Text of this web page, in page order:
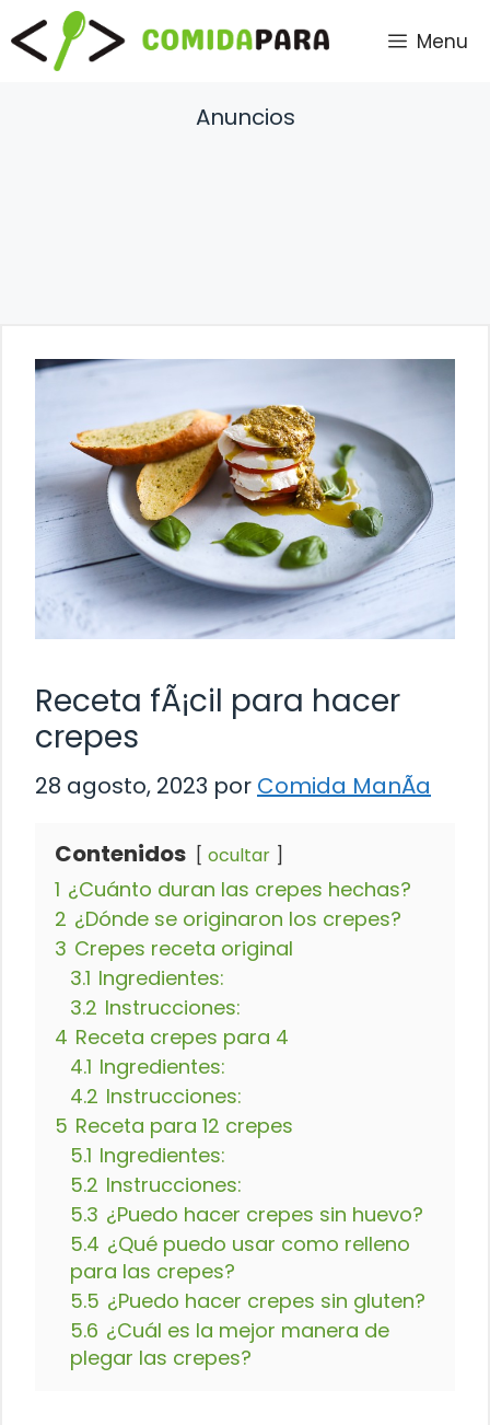
Saltar
al
contenido
Menu
Anuncios
Receta fÃ¡cil para hacer
crepes
28 agosto, 2023 por Comida ManÃ­a
Contenidos ocultar
1 ¿Cuánto duran las crepes hechas?
2 ¿Dónde se originaron los crepes?
3 Crepes receta original
3.1 Ingredientes:
3.2 Instrucciones:
4 Receta crepes para 4
4.1 Ingredientes:
4.2 Instrucciones:
5 Receta para 12 crepes
5.1 Ingredientes:
5.2 Instrucciones:
5.3 ¿Puedo hacer crepes sin huevo?
5.4 ¿Qué puedo usar como relleno
para las crepes?
5.5 ¿Puedo hacer crepes sin gluten?
5.6 ¿Cuál es la mejor manera de
plegar las crepes?